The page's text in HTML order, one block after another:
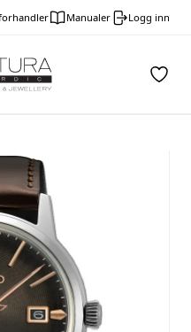
Manualer Logg inn